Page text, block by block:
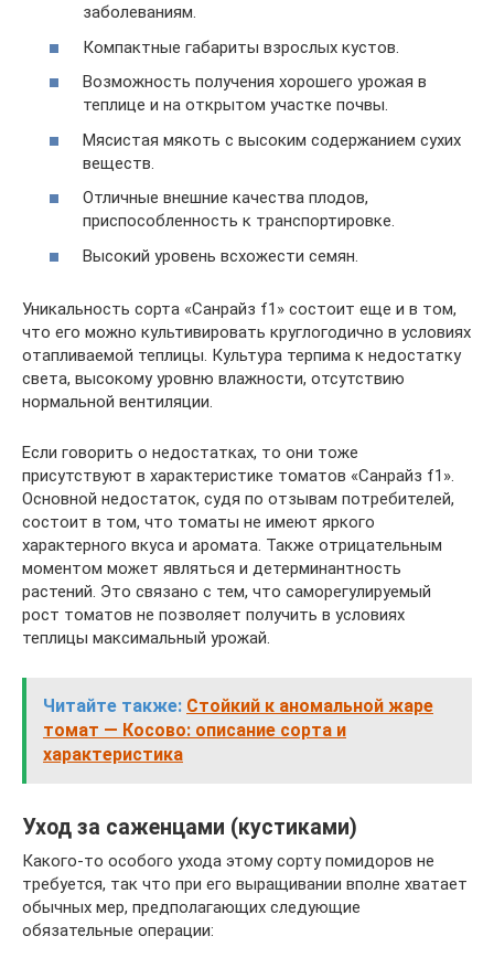
заболеваниям.
Компактные габариты взрослых кустов.
Возможность получения хорошего урожая в
теплице и на открытом участке почвы.
Мясистая мякоть с высоким содержанием сухих
веществ.
Отличные внешние качества плодов,
приспособленность к транспортировке.
Высокий уровень всхожести семян.
Уникальность сорта «Санрайз f1» состоит еще и в том,
что его можно культивировать круглогодично в условиях
отапливаемой теплицы. Культура терпима к недостатку
света, высокому уровню влажности, отсутствию
нормальной вентиляции.
Если говорить о недостатках, то они тоже
присутствуют в характеристике томатов «Санрайз f1».
Основной недостаток, судя по отзывам потребителей,
состоит в том, что томаты не имеют яркого
характерного вкуса и аромата. Также отрицательным
моментом может являться и детерминантность
растений. Это связано с тем, что саморегулируемый
рост томатов не позволяет получить в условиях
теплицы максимальный урожай.
Читайте также: Стойкий к аномальной жаре
томат — Косово: описание сорта и
характеристика
Уход за саженцами (кустиками)
Какого-то особого ухода этому сорту помидоров не
требуется, так что при его выращивании вполне хватает
обычных мер, предполагающих следующие
обязательные операции: